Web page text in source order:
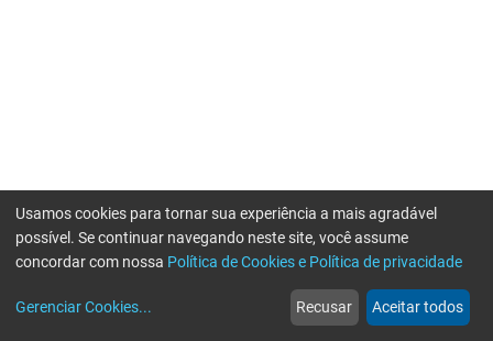
web
Notícias
more_horiz
Mais
Usamos cookies para tornar sua experiência a mais agradável
possível. Se continuar navegando neste site, você assume
concordar com nossa Política de Cookies e Política de privacidade
Gerenciar Cookies... Recusar Aceitar todos
Erro ao enviar informações, por favor tente novamente